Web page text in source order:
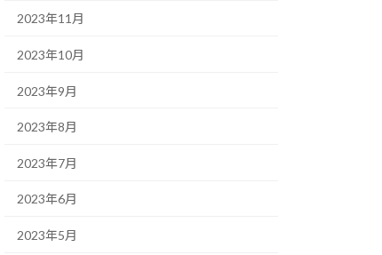
2023年11月
2023年10月
2023年9月
2023年8月
2023年7月
2023年6月
2023年5月